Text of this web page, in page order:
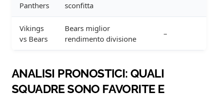
Panthers
sconfitta
Vikings
vs Bears
Bears miglior
rendimento divisione
–
ANALISI PRONOSTICI: QUALI
SQUADRE SONO FAVORITE E